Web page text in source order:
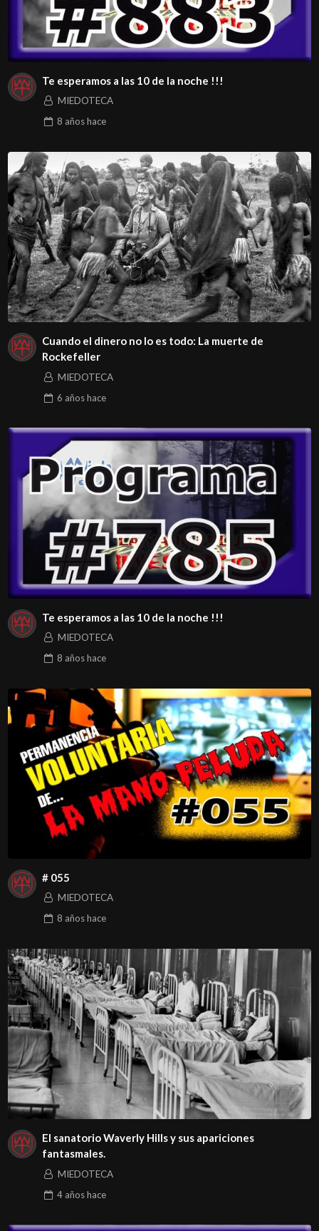
Te esperamos a las 10 de la noche !!!
MIEDOTECA
8 añoshace
Cuando el dinero no lo es todo: La muerte de
Rockefeller
MIEDOTECA
6 añoshace
Te esperamos a las 10 de la noche !!!
MIEDOTECA
8 añoshace
# 055
MIEDOTECA
8 añoshace
El sanatorio Waverly Hills y sus apariciones
fantasmales.
MIEDOTECA
4 añoshace